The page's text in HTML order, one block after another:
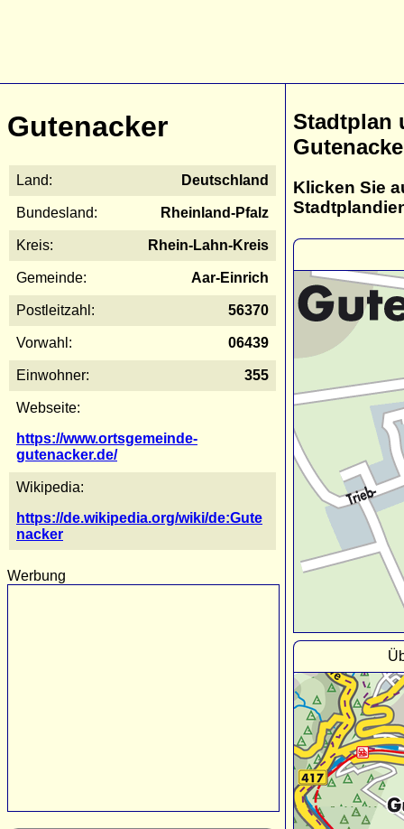
Gutenacker
Land: Deutschland
Bundesland: Rheinland-Pfalz
Kreis: Rhein-Lahn-Kreis
Gemeinde: Aar-Einrich
Postleitzahl: 56370
Vorwahl: 06439
Einwohner: 355
Webseite:
https://www.ortsgemeinde-
gutenacker.de/
Wikipedia:
https://de.wikipedia.org/wiki/de:Gute
nacker
Werbung
Stadtplan
Klicken Sie